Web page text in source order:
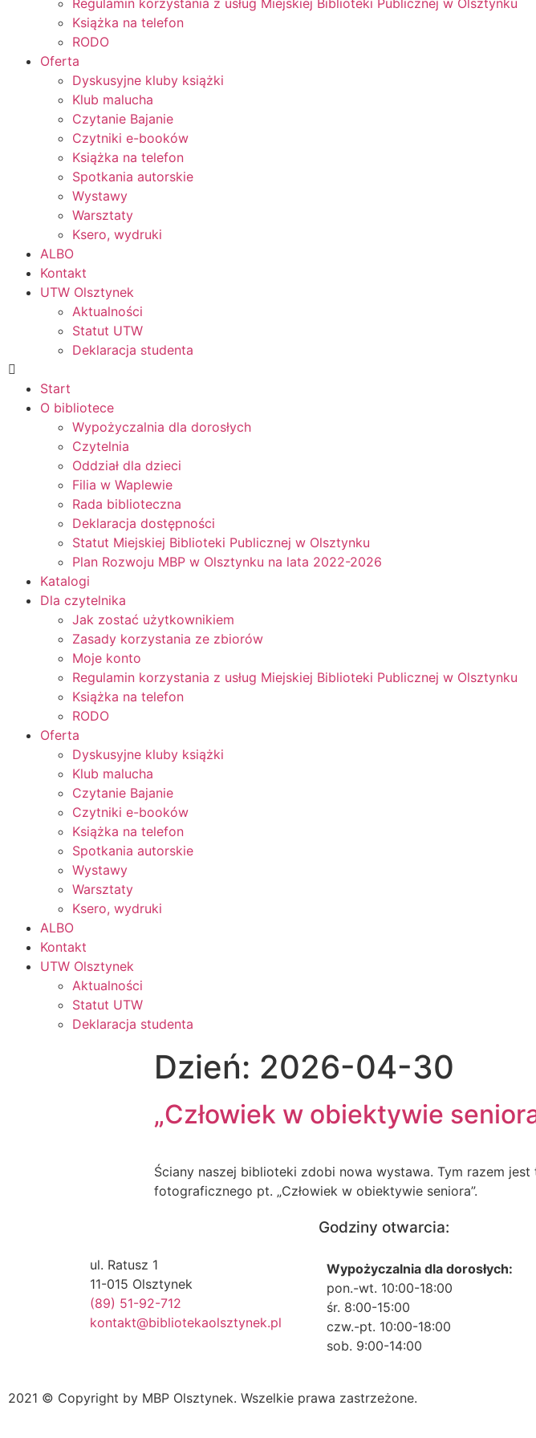
Regulamin korzystania z usług Miejskiej Biblioteki Publicznej w Olsztynku
Książka na telefon
RODO
Oferta
Dyskusyjne kluby książki
Klub malucha
Czytanie Bajanie
Czytniki e-booków
Książka na telefon
Spotkania autorskie
Wystawy
Warsztaty
Ksero, wydruki
ALBO
Kontakt
UTW Olsztynek
Aktualności
Statut UTW
Deklaracja studenta
Start
O bibliotece
Wypożyczalnia dla dorosłych
Czytelnia
Oddział dla dzieci
Filia w Waplewie
Rada biblioteczna
Deklaracja dostępności
Statut Miejskiej Biblioteki Publicznej w Olsztynku
Plan Rozwoju MBP w Olsztynku na lata 2022-2026
Katalogi
Dla czytelnika
Jak zostać użytkownikiem
Zasady korzystania ze zbiorów
Moje konto
Regulamin korzystania z usług Miejskiej Biblioteki Publicznej w Olsztynku
Książka na telefon
RODO
Oferta
Dyskusyjne kluby książki
Klub malucha
Czytanie Bajanie
Czytniki e-booków
Książka na telefon
Spotkania autorskie
Wystawy
Warsztaty
Ksero, wydruki
ALBO
Kontakt
UTW Olsztynek
Aktualności
Statut UTW
Deklaracja studenta
Dzień: 2026-04-30
„Człowiek w obiektywie
Ściany naszej biblioteki zdobi nowa wystawa. Tym razem
fotograficznego pt. „Człowiek w obiektywie seniora”.
ul. Ratusz 1
11-015 Olsztynek
(89) 51-92-712
kontakt@bibliotekaolsztynek.pl
Godziny otwarcia:
Wypożyczalnia dla dorosłych:
pon.-wt. 10:00-18:00
śr. 8:00-15:00
czw.-pt. 10:00-18:00
sob. 9:00-14:00
2021 © Copyright by MBP Olsztynek. Wszelkie prawa zastrzeżone.